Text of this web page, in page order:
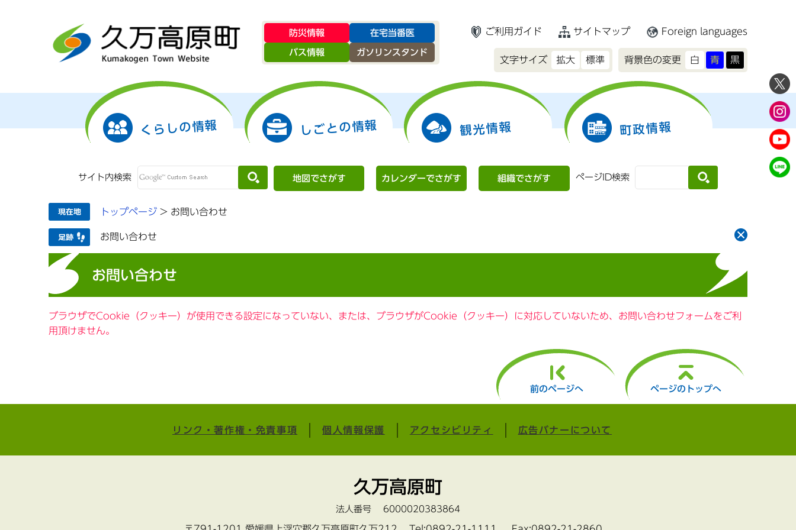
防災情報 在宅当番医
バス情報 ガソリンスタンド
ご利用ガイド サイトマップ Foreign languages
文字サイズ 拡大 標準 背景色の変更 白 青 黒
くらしの情報 しごとの情報 観光情報 町政情報
サイト内検索 地図でさがす カレンダーでさがす 組織でさがす ページID検索
トップページ > お問い合わせ
お問い合わせ
お問い合わせ
ブラウザでCookie（クッキー）が使用できる設定になっていない、または、ブラウザがCookie（クッキー）に対応していないため、お問い合わせフォームをご利
用頂けません。
前のページへ ページのトップへ
リンク・著作権・免責事項 個人情報保護 アクセシビリティ 広告バナーについて
久万高原町
法人番号 6000020383864